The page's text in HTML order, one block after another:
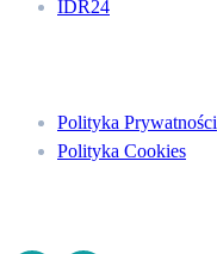
IDR24
Polityka Prywatności
Polityka Cookies